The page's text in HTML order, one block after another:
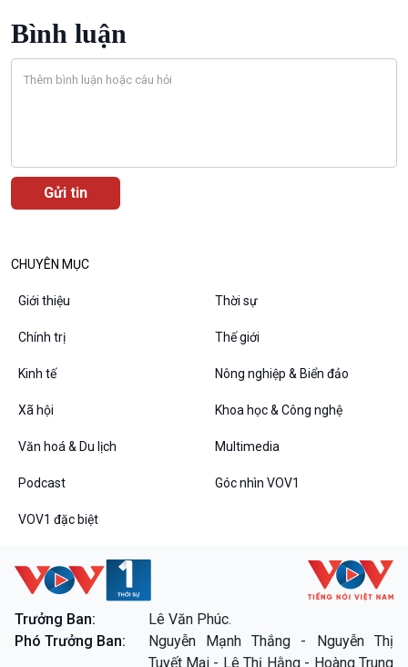
VOV1 đặc biệt
Thanh âm ký sự
Các chương trình đặc biệt
Bình luận
CHUYÊN MỤC
Giới thiệu Thời sự
Chính trị Thế giới
Kinh tế Nông nghiệp & Biển đảo
Xã hội Khoa học & Công nghệ
Văn hoá & Du lịch Multimedia
Podcast Góc nhìn VOV1
VOV1 đặc biệt
Trưởng Ban:
Lê Văn Phúc.
Phó Trưởng Ban:
Nguyễn Mạnh Thắng - Nguyễn Thị
Tuyết Mai - Lê Thị Hằng - Hoàng Trung